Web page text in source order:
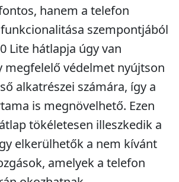
hanem a telefon
szempontjából
Lite hátlapja úgy van
megfelelő védelmet nyújtson
alkatrészei számára, így a
is megnövelhető. Ezen
tökéletesen illeszkedik a
elkerülhetők a nem kívánt
amelyek a telefon